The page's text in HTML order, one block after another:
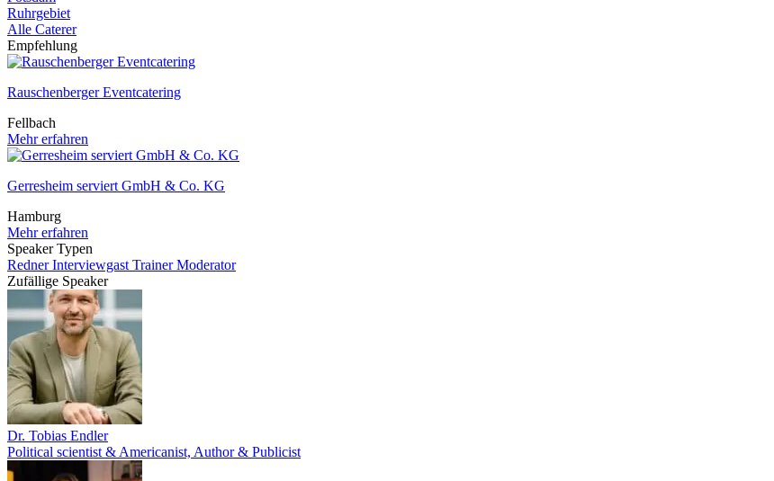
Ruhrgebiet
Alle Caterer
Empfehlung
Rauschenberger Eventcatering
Fellbach
Mehr erfahren
Gerresheim serviert GmbH & Co. KG
Hamburg
Mehr erfahren
Speaker Typen
RednerInterviewgast TrainerModerator
Zufällige Speaker
Dr. Tobias Endler
Political scientist & Americanist, Author & Publicist